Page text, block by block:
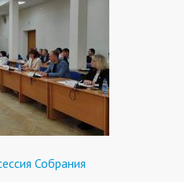
Собрания